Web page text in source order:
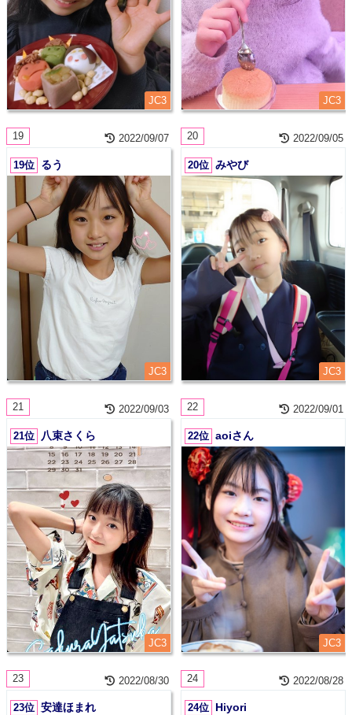
JC3 JC3
19 2022/09/07
19位 るう
JC3
20 2022/09/05
20位 みやび
JC3
21 2022/09/03
21位 八束さくら
JC3
22 2022/09/01
22位 aoiさん
JC3
23 2022/08/30
23位 安達ほまれ
24 2022/08/28
24位 Hiyori